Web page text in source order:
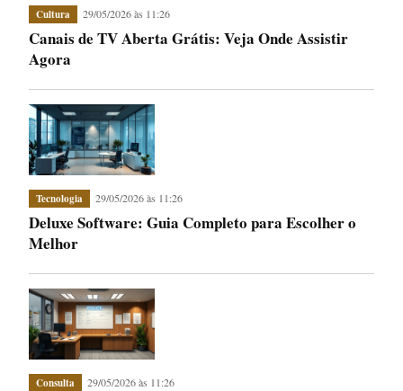
Cultura 29/05/2026 às 11:26
Canais de TV Aberta Grátis: Veja Onde Assistir
Agora
Tecnologia 29/05/2026 às 11:26
Deluxe Software: Guia Completo para Escolher o
Melhor
Consulta 29/05/2026 às 11:26